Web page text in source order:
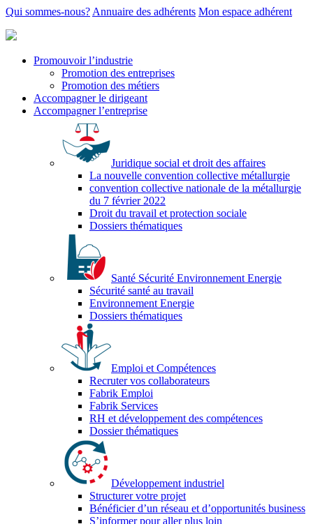
Qui sommes-nous? Annuaire des adhérents Mon espace adhérent
Promouvoir l’industrie
Promotion des entreprises
Promotion des métiers
Accompagner le dirigeant
Accompagner l’entreprise
Juridique social et droit des affaires
La nouvelle convention collective métallurgie
convention collective nationale de la métallurgie
du 7 février 2022
Droit du travail et protection sociale
Dossiers thématiques
Santé Sécurité Environnement Energie
Sécurité santé au travail
Environnement Energie
Dossiers thématiques
Emploi et Compétences
Recruter vos collaborateurs
Fabrik Emploi
Fabrik Services
RH et développement des compétences
Dossier thématiques
Développement industriel
Structurer votre projet
Bénéficier d’un réseau et d’opportunités business
S’informer pour aller plus loin